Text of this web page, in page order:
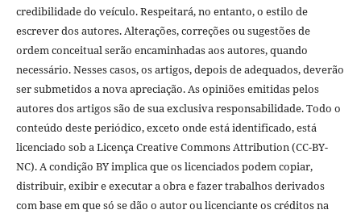
credibilidade do veículo. Respeitará, no entanto, o estilo de
escrever dos autores. Alterações, correções ou sugestões de
ordem conceitual serão encaminhadas aos autores, quando
necessário. Nesses casos, os artigos, depois de adequados, deverão
ser submetidos a nova apreciação. As opiniões emitidas pelos
autores dos artigos são de sua exclusiva responsabilidade. Todo o
conteúdo deste periódico, exceto onde está identificado, está
licenciado sob a Licença Creative Commons Attribution (CC-BY-
NC). A condição BY implica que os licenciados podem copiar,
distribuir, exibir e executar a obra e fazer trabalhos derivados
com base em que só se dão o autor ou licenciante os créditos na